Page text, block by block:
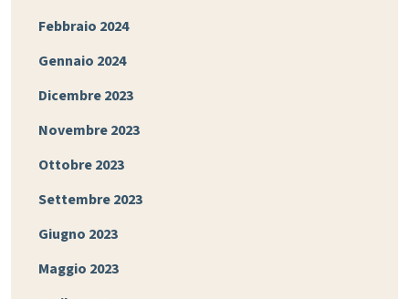
Febbraio 2024
Gennaio 2024
Dicembre 2023
Novembre 2023
Ottobre 2023
Settembre 2023
Giugno 2023
Maggio 2023